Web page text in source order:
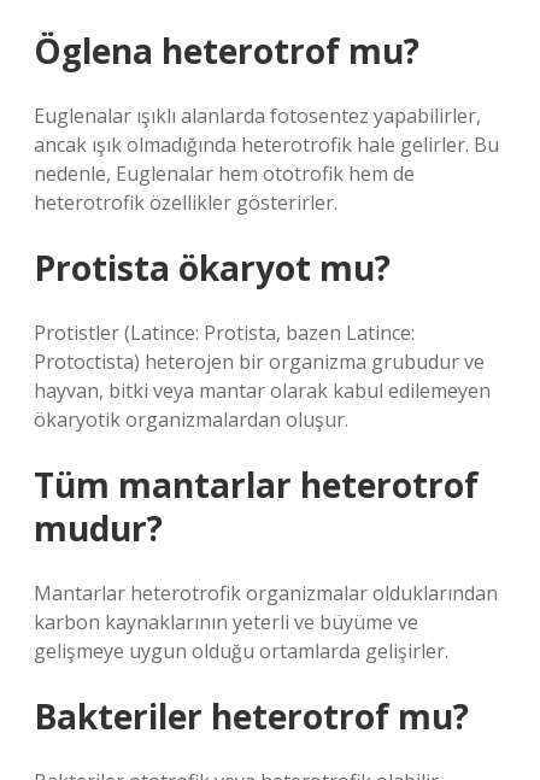
Öglena heterotrof mu?
Euglenalar ışıklı alanlarda fotosentez yapabilirler,
ancak ışık olmadığında heterotrofik hale gelirler. Bu
nedenle, Euglenalar hem ototrofik hem de
heterotrofik özellikler gösterirler.
Protista ökaryot mu?
Protistler (Latince: Protista, bazen Latince:
Protoctista) heterojen bir organizma grubudur ve
hayvan, bitki veya mantar olarak kabul edilemeyen
ökaryotik organizmalardan oluşur.
Tüm mantarlar heterotrof
mudur?
Mantarlar heterotrofik organizmalar olduklarından
karbon kaynaklarının yeterli ve büyüme ve
gelişmeye uygun olduğu ortamlarda gelişirler.
Bakteriler heterotrof mu?